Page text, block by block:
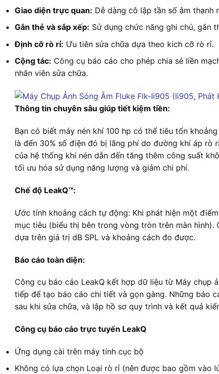
Giao diện trực quan: Dễ dàng cô lập tần số âm thanh
Gắn thẻ và sắp xếp: Sử dụng chức năng ghi chú, gắn
Định cỡ rò rỉ: Ưu tiên sửa chữa dựa theo kích cỡ rò rỉ.
Cộng tác: Công cụ báo cáo cho phép chia sẻ liền
nhân viên sửa chữa.
Thông tin chuyên sâu giúp tiết kiệm tiền:
Bạn có biết máy nén khí 100 hp có thể tiêu tốn
là đến 30% số điện đó bị lãng phí do đường khí áp rò
của hệ thống khí nén dẫn đến tăng thêm công suất
tối ưu hóa sử dụng năng lượng và giảm chi phí.
Chế độ LeakQ™:
Ước tính khoảng cách tự động: Khi phát hiện một
mục tiêu (biểu thị bên trong vòng tròn trên màn
dựa trên giá trị dB SPL và khoảng cách đo được.
Báo cáo toàn diện:
Công cụ báo cáo LeakQ kết hợp dữ liệu từ Máy chụp
tiếp để tạo báo cáo chi tiết và gọn gàng. Những báo
sau khi sửa chữa, và lập hồ sơ quy trình và kết quả
Công cụ báo cáo trực tuyến LeakQ
Ứng dụng cài trên máy tính cục bộ
Không có lựa chọn Loại rò rỉ (nên được bao gồm vào